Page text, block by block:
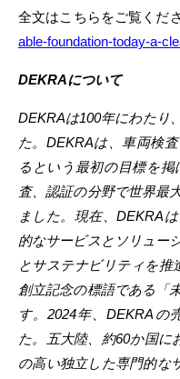
全文はこちらをご覧くだ
able-foundation-today-a-
DEKRAについて
DEKRAは100年にわたり
た。DEKRAは、車両検
るという最初の目標を
査、認証の分野で世界最
ました。現在、DEKRA
的なサービスとソリュー
とサステナビリティを
創立記念の標語である「
す。2024年、DEKRAの
た。五大陸、約60か国に
の高い独立した専門的な